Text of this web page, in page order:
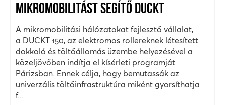
MIKROMOBILITÁST SEGÍTŐ DUCKT
A mikromobilitási hálózatokat fejlesztő vállalat,
a DUCKT 150, az elektromos rollereknek létesített
dokkoló és töltőállomás üzembe helyezésével a
közeljövőben indítja el kísérleti programját
Párizsban. Ennek célja, hogy bemutassák az
univerzális töltőinfrastruktúra miként gyorsíthatja
f...